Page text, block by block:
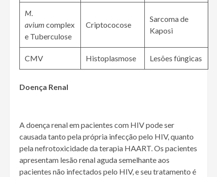
M.
avium complex
e Tuberculose
Criptococose
Sarcoma de
Kaposi
CMV Histoplasmose Lesões fúngicas
Doença Renal
A doença renal em pacientes com HIV pode ser
causada tanto pela própria infecção pelo HIV, quanto
pela nefrotoxicidade da terapia HAART. Os pacientes
apresentam lesão renal aguda semelhante aos
pacientes não infectados pelo HIV, e seu tratamento é